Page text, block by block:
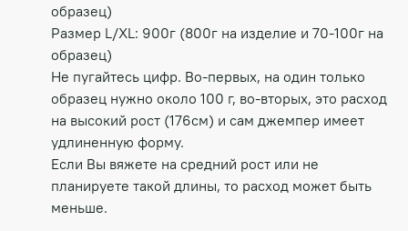
образец)
Размер L/XL: 900г (800г на изделие и 70-100г на
образец)
Не пугайтесь цифр. Во-первых, на один только
образец нужно около 100 г, во-вторых, это расход
на высокий рост (176см) и сам джемпер имеет
удлиненную форму.
Если Вы вяжете на средний рост или не
планируете такой длины, то расход может быть
меньше.